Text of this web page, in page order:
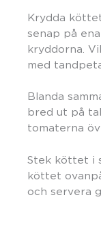
Krydda
senap på
kryddorna.
med
Blanda
bred ut på
tomaterna
Stek köttet i
köttet
och servera